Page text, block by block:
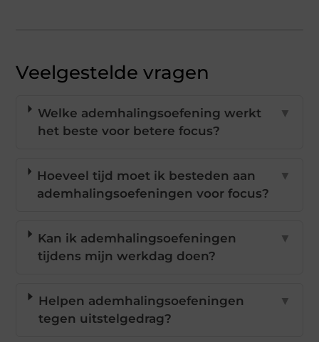
Veelgestelde vragen
Welke ademhalingsoefening werkt
het beste voor betere focus?
▼
Hoeveel tijd moet ik besteden aan
ademhalingsoefeningen voor focus?
▼
Kan ik ademhalingsoefeningen
tijdens mijn werkdag doen?
▼
Helpen ademhalingsoefeningen
tegen uitstelgedrag?
▼